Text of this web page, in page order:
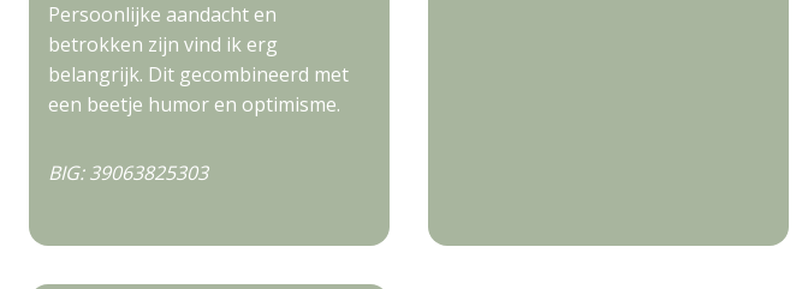
Persoonlijke aandacht en
betrokken zijn vind ik erg
belangrijk. Dit gecombineerd met
een beetje humor en optimisme.
BIG: 39063825303